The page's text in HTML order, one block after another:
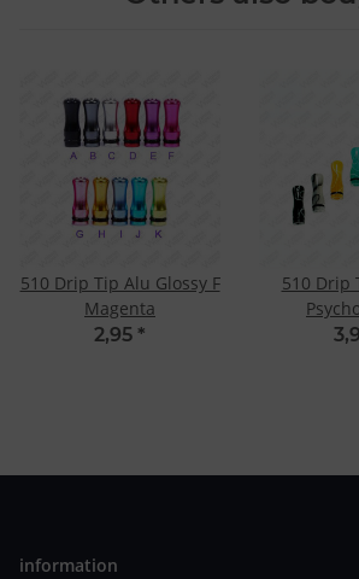
510 Drip Tip Alu Glossy F
Magenta
2,95 *
510 Drip
information